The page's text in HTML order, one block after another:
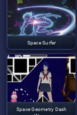
Space Surfer
Space Geometry Dash